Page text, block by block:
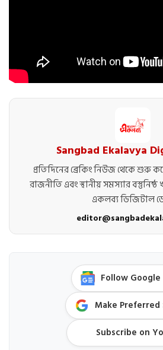
Sangbad Ekalavya
প্রতিদিনের ব্রেকিং নিউজ থেকে শুরু
রাজনীতি এবং স্থানীয় সমস্যার
একলব্য ডিজিটাল
Follow Google
Make Preferred
Subscribe on